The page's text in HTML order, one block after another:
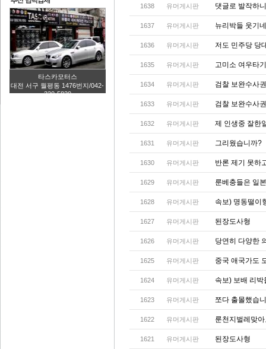
타스카모터스
대전 서구 월평동 1476번지/042-
320-5820
1638 유머게시판 댓글로 발작하
1637 유머게시판 뉴리박들 웃기
1636 유머게시판 저도 민주당 당
1635 유머게시판 고미소 여우타
1634 유머게시판 검찰 보완수사
1633 유머게시판 검찰 보완수사
1632 유머게시판 제 인생중 잘한
1631 유머게시판 그리웠습니까?
1630 유머게시판 반론 제기 못하
1629 유머게시판 룬베충들은 일
1628 유머게시판 속보) 명동떨이
1627 유머게시판 된장도사형
1626 유머게시판 당연히 다양한
1625 유머게시판 중국 애국가도
1624 유머게시판 속보) 보배 리
1623 유머게시판 쪼다 출몰했습
1622 유머게시판 룬천지벌레맞
1621 유머게시판 된장도사형